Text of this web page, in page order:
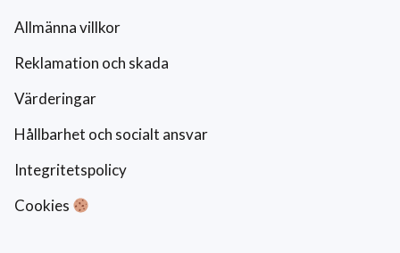
Allmänna villkor
Reklamation och skada
Värderingar
Hållbarhet och socialt ansvar
Integritetspolicy
Cookies